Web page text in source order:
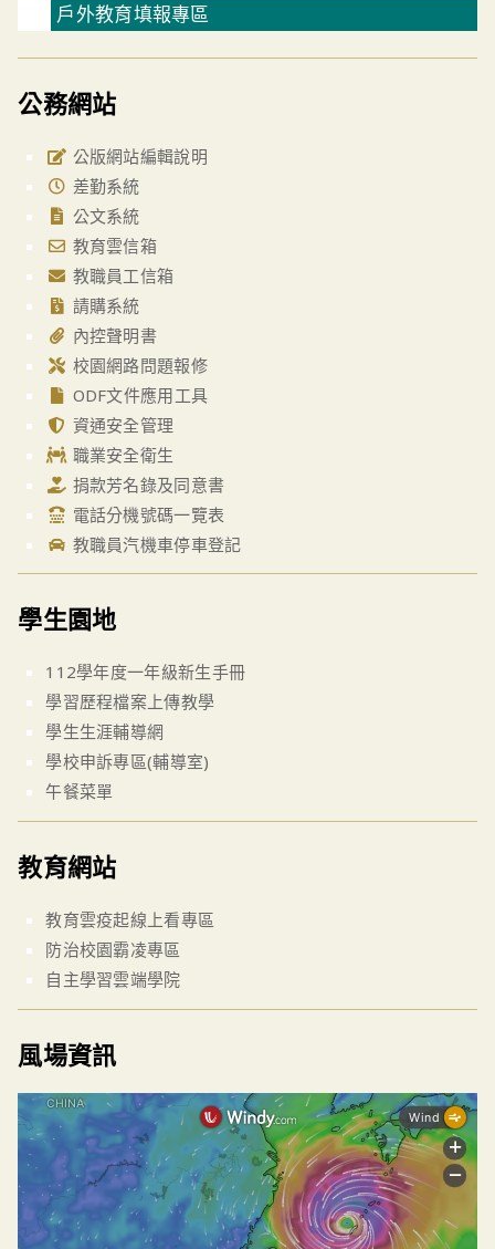
戶外教育填報專區
公務網站
公版網站編輯說明
差勤系統
公文系統
教育雲信箱
教職員工信箱
請購系統
內控聲明書
校園網路問題報修
ODF文件應用工具
資通安全管理
職業安全衛生
捐款芳名錄及同意書
電話分機號碼一覽表
教職員汽機車停車登記
學生園地
112學年度一年級新生手冊
學習歷程檔案上傳教學
學生生涯輔導網
學校申訴專區(輔導室)
午餐菜單
教育網站
教育雲疫起線上看專區
防治校園霸凌專區
自主學習雲端學院
風場資訊